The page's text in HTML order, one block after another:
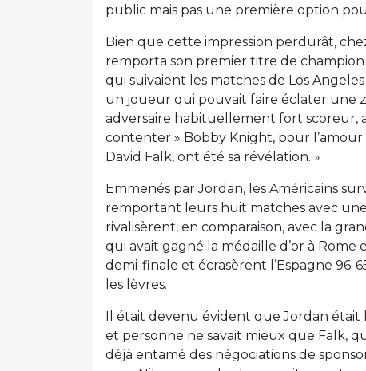
public mais pas une première option
Bien que cette impression perdurât,
remporta son premier titre de champion
qui suivaient les matches de Los
un joueur qui pouvait faire éclater une
adversaire habituellement fort scoreur,
contenter » Bobby Knight, pour l’amour
David Falk, ont été sa révélation. »
Emmenés par Jordan, les Américains
remportant leurs huit matches avec une
rivalisèrent, en comparaison, avec la
qui avait gagné la médaille d’or à Rome
demi-finale et écrasèrent l’Espagne
les lèvres.
Il était devenu évident que Jordan était
et personne ne savait mieux que Falk,
déjà entamé des négociations de